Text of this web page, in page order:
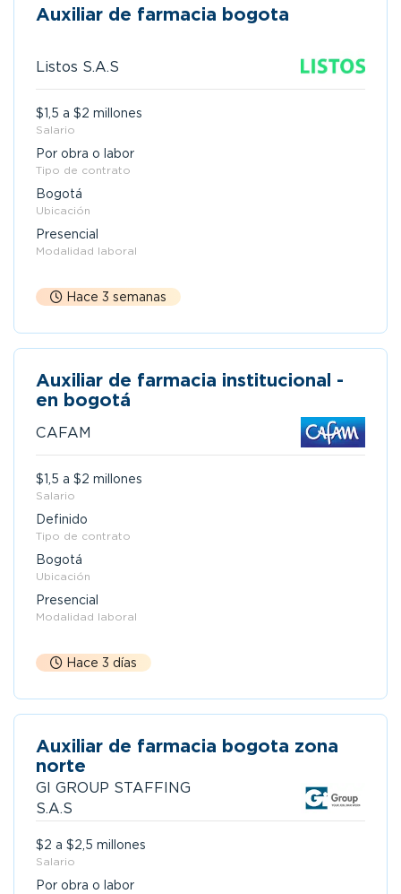
Auxiliar de farmacia bogota
Listos S.A.S
$1,5 a $2 millones
Salario
Por obra o labor
Tipo de contrato
Bogotá
Ubicación
Presencial
Modalidad laboral
Hace 3 semanas
Auxiliar de farmacia institucional -
en bogotá
CAFAM
$1,5 a $2 millones
Salario
Definido
Tipo de contrato
Bogotá
Ubicación
Presencial
Modalidad laboral
Hace 3 días
Auxiliar de farmacia bogota zona
norte
GI GROUP STAFFING
S.A.S
$2 a $2,5 millones
Salario
Por obra o labor